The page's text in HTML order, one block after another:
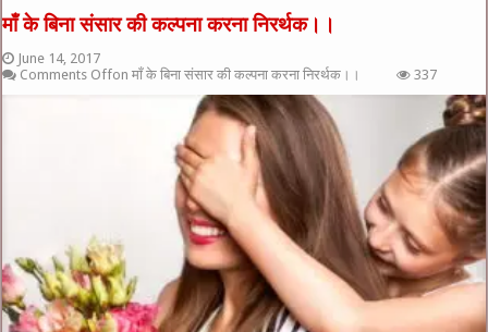
माँ के बिना संसार की कल्पना करना निरर्थक।।
June 14, 2017
Comments Offon माँ के बिना संसार की कल्पना करना निरर्थक।। 337